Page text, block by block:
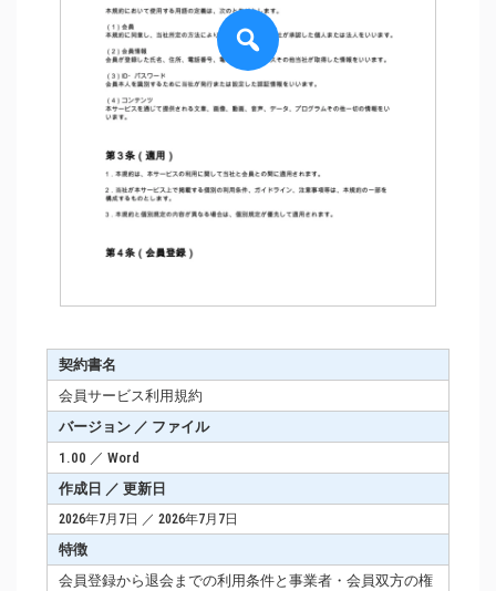
契約書名
会員サービス利用規約
バージョン ／ ファイル
1.00 ／ Word
作成日 ／ 更新日
2026年7月7日 ／ 2026年7月7日
特徴
会員登録から退会までの利用条件と事業者・会員双方の権